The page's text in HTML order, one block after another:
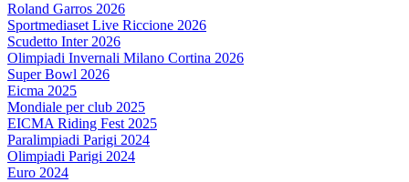
Roland Garros 2026
Sportmediaset Live Riccione 2026
Scudetto Inter 2026
Olimpiadi Invernali Milano Cortina 2026
Super Bowl 2026
Eicma 2025
Mondiale per club 2025
EICMA Riding Fest 2025
Paralimpiadi Parigi 2024
Olimpiadi Parigi 2024
Euro 2024